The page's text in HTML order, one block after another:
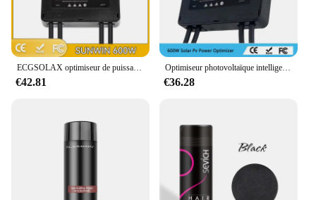
ECGSOLAX optimiseur de puissance PV intégré MPPT 60V 600W entrée IP67 surveillance de panneaux solaires en temps réel détection de tension Anti-coup d'accès
€42.81
Optimiseur photovoltaïque intelligent 600w pour augmenter la capacité de production d'une expédition de foudre photovoltaïque par lots
€36.28